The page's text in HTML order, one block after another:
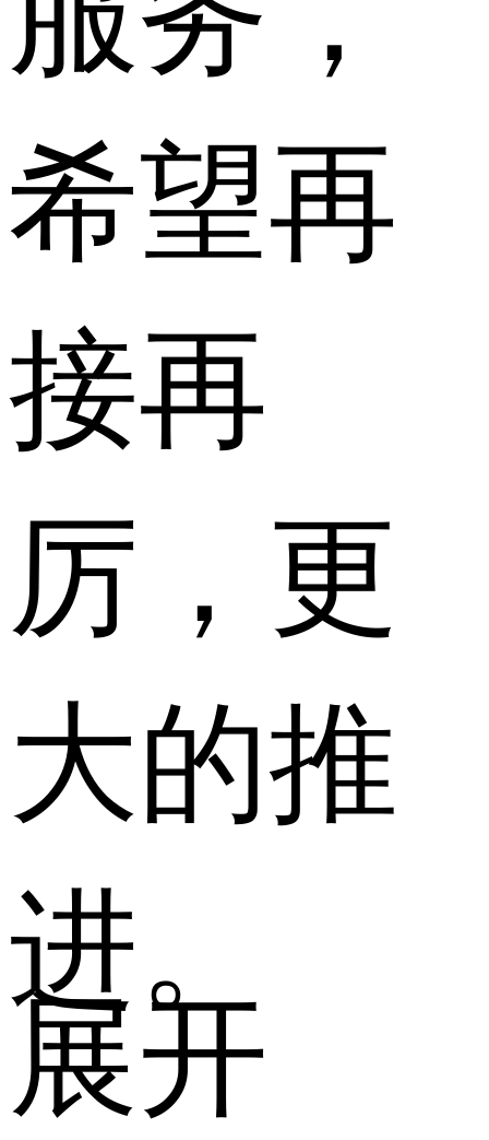
希望再
接再
厉，更
大的推
进。
展开